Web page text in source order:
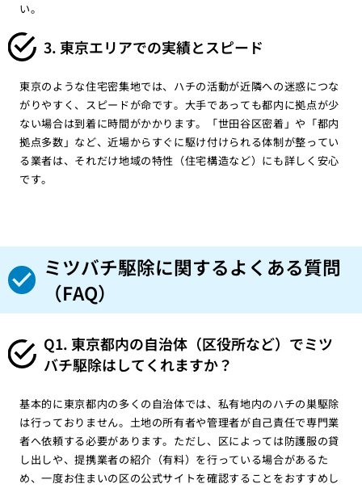
い。
3. 東京エリアでの実績とスピード
東京のような住宅密集地では、ハチの活動が近隣への迷惑につな
がりやすく、スピードが命です。大手であっても都内に拠点が少
ない場合は到着に時間がかかります。「世田谷区密着」や「都内
拠点多数」など、近場からすぐに駆け付けられる体制が整ってい
る業者は、それだけ地域の特性（住宅構造など）にも詳しく安心
です。
ミツバチ駆除に関するよくある質問
（FAQ）
Q1. 東京都内の自治体（区役所など）でミツ
バチ駆除はしてくれますか？
基本的に東京都内の多くの自治体では、私有地内のハチの巣駆除
は行っておりません。土地の所有者や管理者が自己責任で専門業
者へ依頼する必要があります。ただし、区によっては防護服の貸
し出しや、提携業者の紹介（有料）を行っている場合があるた
め、一度お住まいの区の公式サイトを確認することをおすすめし